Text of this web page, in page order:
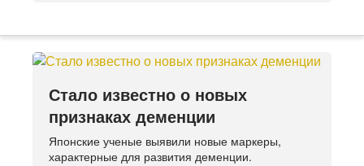
Стало известно о новых
признаках деменции
Японские ученые выявили новые маркеры,
характерные для развития деменции.